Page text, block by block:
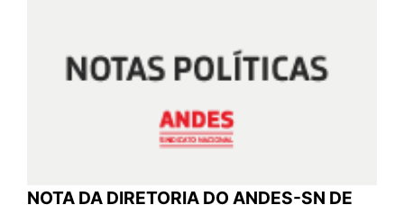
NOTA DA DIRETORIA DO ANDES-SN DE